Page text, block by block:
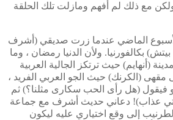
مع ذلك لم أفهم ومازلت تلك الحلقة
الأسبوع الماضي عندما زرت صديقي (أشرف
بكالفورنيا. ولأن الدنيا رمضان ، وما
(أنهايم) حيث ترتكز الجالية العربية
مقهى (الكرنك) حيث الجو العربي الفريد ،
(هل رأى الحب سكارى مثلنا؟) ثم
عذاب)! دعاني حديث أشرف مع جماعة
إلى وقع اختياري عليه ليكون